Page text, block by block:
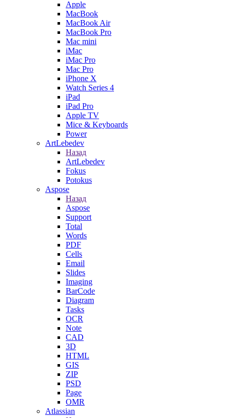
Apple
MacBook
MacBook Air
MacBook Pro
Mac mini
iMac
iMac Pro
Mac Pro
iPhone X
Watch Series 4
iPad
iPad Pro
Apple TV
Mice & Keyboards
Power
ArtLebedev
Назад
ArtLebedev
Fokus
Potokus
Aspose
Назад
Aspose
Support
Total
Words
PDF
Cells
Email
Slides
Imaging
BarCode
Diagram
Tasks
OCR
Note
CAD
3D
HTML
GIS
ZIP
PSD
Page
OMR
Atlassian